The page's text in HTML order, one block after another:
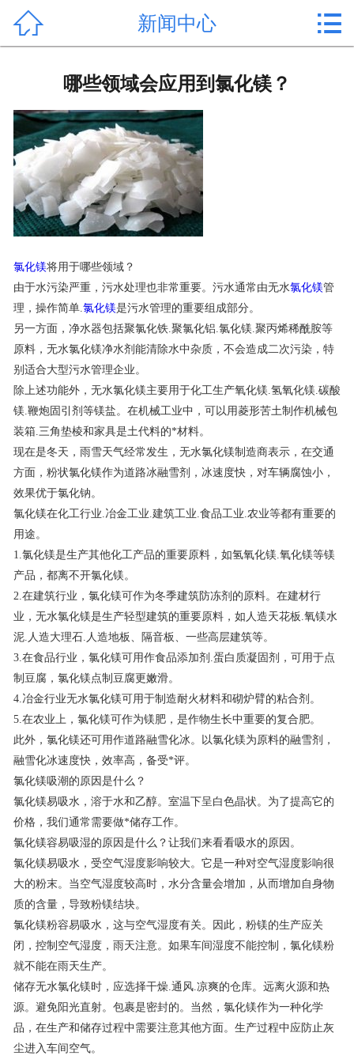
行业动态
常见问题
联系我们
 新闻中心 
哪些领域会应用到氯化镁？
氯化镁将用于哪些领域？
由于水污染严重，污水处理也非常重要。污水通常由无水氯化镁管
理，操作简单.氯化镁是污水管理的重要组成部分。
另一方面，净水器包括聚氯化铁.聚氯化铝.氯化镁.聚丙烯稀酰胺等
原料，无水氯化镁净水剂能清除水中杂质，不会造成二次污染，特
别适合大型污水管理企业。
除上述功能外，无水氯化镁主要用于化工生产氧化镁.氢氧化镁.碳酸
镁.鞭炮固引剂等镁盐。在机械工业中，可以用菱形苦土制作机械包
装箱.三角垫棱和家具是土代料的*材料。
现在是冬天，雨雪天气经常发生，无水氯化镁制造商表示，在交通
方面，粉状氯化镁作为道路冰融雪剂，冰速度快，对车辆腐蚀小，
效果优于氯化钠。
氯化镁在化工行业.冶金工业.建筑工业.食品工业.农业等都有重要的
用途。
1.氯化镁是生产其他化工产品的重要原料，如氢氧化镁.氧化镁等镁
产品，都离不开氯化镁。
2.在建筑行业，氯化镁可作为冬季建筑防冻剂的原料。在建材行
业，无水氯化镁是生产轻型建筑的重要原料，如人造天花板.氧镁水
泥.人造大理石.人造地板、隔音板、一些高层建筑等。
3.在食品行业，氯化镁可用作食品添加剂.蛋白质凝固剂，可用于点
制豆腐，氯化镁点制豆腐更嫩滑。
4.冶金行业无水氯化镁可用于制造耐火材料和砌炉臂的粘合剂。
5.在农业上，氯化镁可作为镁肥，是作物生长中重要的复合肥。
此外，氯化镁还可用作道路融雪化冰。以氯化镁为原料的融雪剂，
融雪化冰速度快，效率高，备受*评。
氯化镁吸潮的原因是什么？
氯化镁易吸水，溶于水和乙醇。室温下呈白色晶状。为了提高它的
价格，我们通常需要做*储存工作。
氯化镁容易吸湿的原因是什么？让我们来看看吸水的原因。
氯化镁易吸水，受空气湿度影响较大。它是一种对空气湿度影响很
大的粉末。当空气湿度较高时，水分含量会增加，从而增加自身物
质的含量，导致粉镁结块。
氯化镁粉容易吸水，这与空气湿度有关。因此，粉镁的生产应关
闭，控制空气湿度，雨天注意。如果车间湿度不能控制，氯化镁粉
就不能在雨天生产。
储存无水氯化镁时，应选择干燥.通风.凉爽的仓库。远离火源和热
源。避免阳光直射。包裹是密封的。当然，氯化镁作为一种化学
品，在生产和储存过程中需要注意其他方面。生产过程中应防止灰
尘进入车间空气。